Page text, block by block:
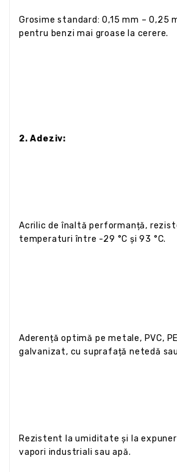
Grosime standard: 0,15 mm – 0,25
pentru benzi mai groase la cerere.
2. Adeziv:
Acrilic de înaltă performanță,
temperaturi între -29 °C și 93 °C.
Aderență optimă pe metale, PVC,
galvanizat, cu suprafață netedă
Rezistent la umiditate și la
vapori industriali sau apă.